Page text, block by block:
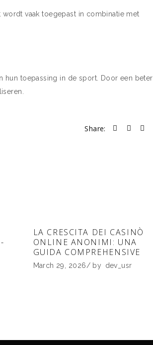
vaak toegepast in combinatie met
hun toepassing in de sport. Door een beter
Share:
LA CRESCITA DEI CASINÒ
ONLINE ANONIMI: UNA
GUIDA COMPREHENSIVE
March 29, 2026 by dev_usr